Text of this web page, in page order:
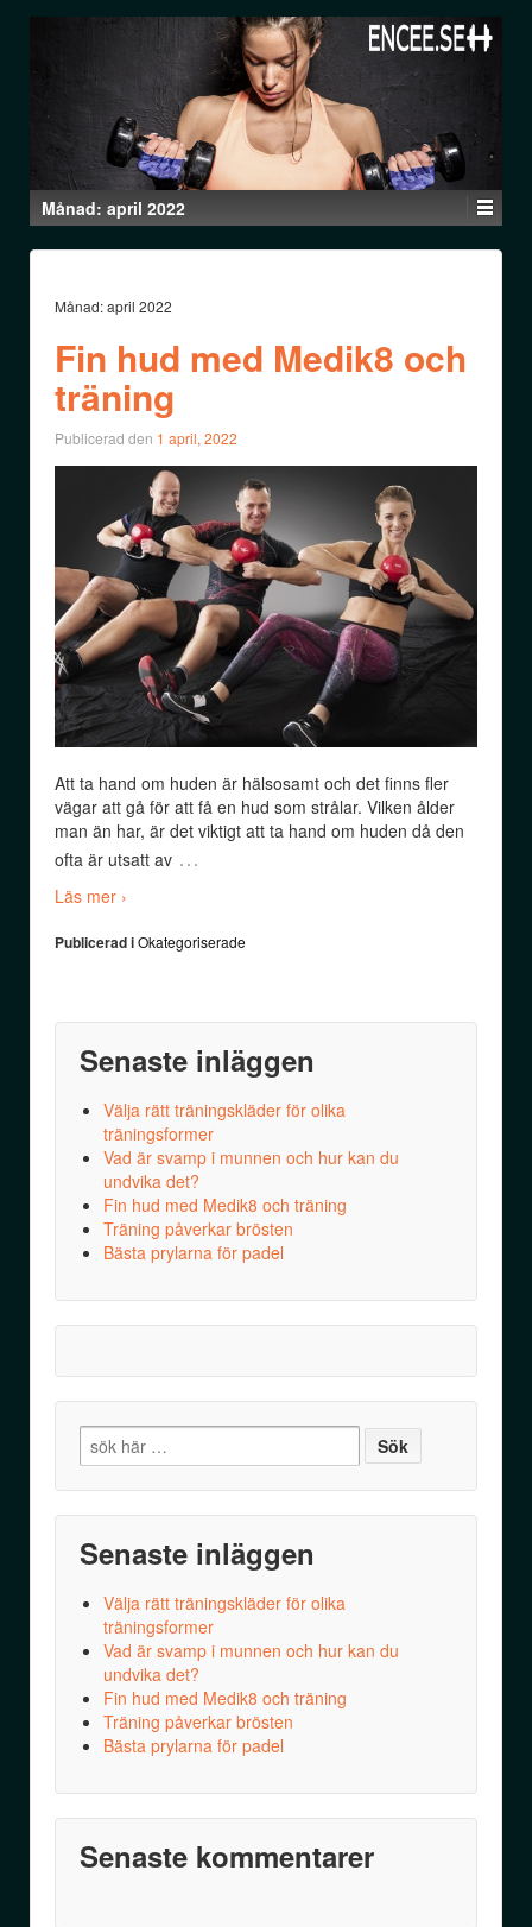
Månad: april 2022
Månad:april 2022
Fin hud med Medik8 och
träning
Publicerad den 1 april, 2022
Att ta hand om huden är hälsosamt och det finns fler
vägar att gå för att få en hud som strålar. Vilken ålder
man än har, är det viktigt att ta hand om huden då den
ofta är utsatt av …
Läs mer ›
Publicerad iOkategoriserade
Senaste inläggen
Välja rätt träningskläder för olika
träningsformer
Vad är svamp i munnen och hur kan du
undvika det?
Fin hud med Medik8 och träning
Träning påverkar brösten
Bästa prylarna för padel
Search
for:
Senaste inläggen
Välja rätt träningskläder för olika
träningsformer
Vad är svamp i munnen och hur kan du
undvika det?
Fin hud med Medik8 och träning
Träning påverkar brösten
Bästa prylarna för padel
Senaste kommentarer